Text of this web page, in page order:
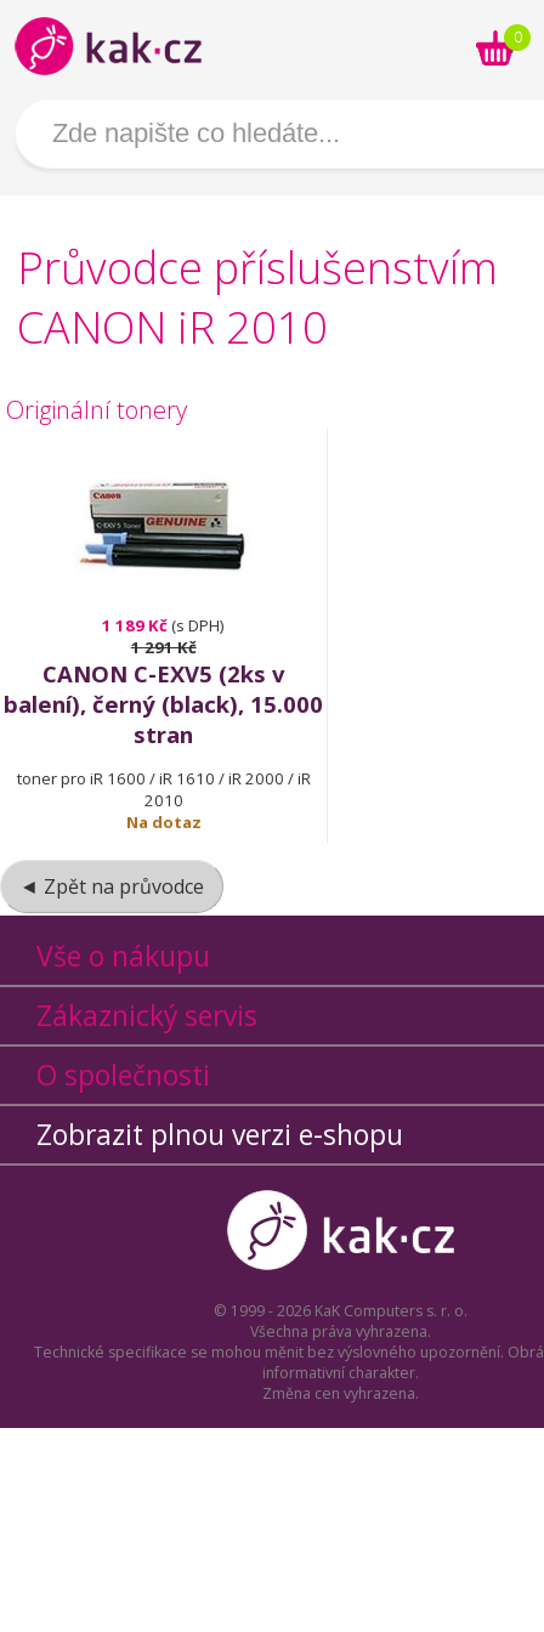
0
Průvodce příslušenstvím
CANON iR 2010
Originální tonery
1 189 Kč(s DPH)
1 291 Kč
CANON C-EXV5 (2ks v
balení), černý (black), 15.000
stran
toner pro iR 1600 / iR 1610 / iR 2000 / iR
2010
Na dotaz
◄ Zpět na průvodce
Vše o nákupu
Zákaznický servis
O společnosti
Zobrazit plnou verzi e-shopu
© 1999 - 2026 KaK Computers s. r. o.
Všechna práva vyhrazena.
Technické specifikace se mohou měnit bez výslovného upozornění.
informativní charakter.
Změna cen vyhrazena.